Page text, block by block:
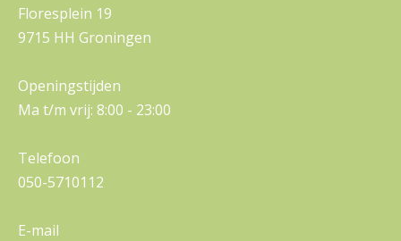
Floresplein 19
9715 HH Groningen
Openingstijden
Ma t/m vrij: 8:00 - 23:00
Telefoon
050-5710112
E-mail